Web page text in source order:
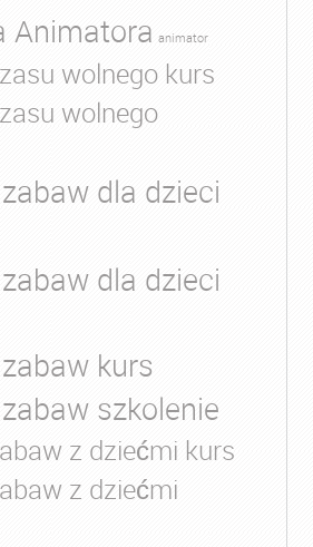
Animatora animator
wolnego kurs
wolnego
dla dzieci
dla dzieci
kurs
szkolenie
z dziećmi kurs
z dziećmi